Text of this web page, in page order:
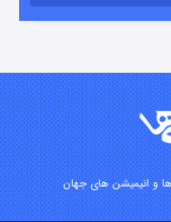
شد
و انیمیشن های جهان